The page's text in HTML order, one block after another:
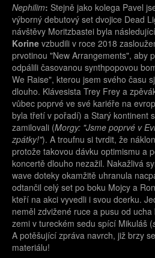
Nephilim: Stejně jako kolega Pavel
výborný debutový set dvojice Dead
návštěvy Moritzbastei byla
Korine vzbudili v roce 2018
prvotinou "New Arrangements", aby
odpálili časovanou synthpopovou
We Raise", kterou jsem svého času
dlouho. Klávesista Trey Frey a
vůbec poprvé ve své kariéře na
byla třetí v pořadí) a Starý kontinent
zamilovali (Morgy: "Jsme poprvé v
zpátky!"). A troufnu si tvrdit, že
protože takovou dávku optimismu a
koncertě dlouho nezažil. Nakažlivá
wave doteky okamžitě uhranula
odtančil celý set po boku Mojcy a
kteří na akci vyvedli i svou dcerku.
neměl zdvižené ruce a pusu od
zemi v tureckém sedu spící Mikuláš (
A potěšující zpráva navrch, již brzy
materiálu!